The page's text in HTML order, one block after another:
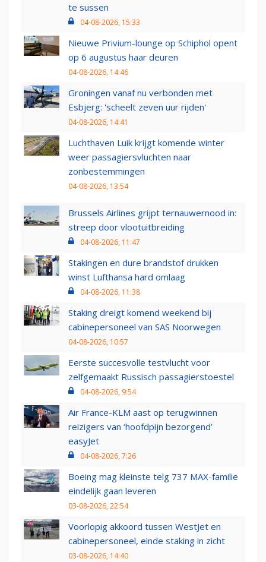
te sussen
04-08-2026, 15:33
Nieuwe Privium-lounge op Schiphol opent
op 6 augustus haar deuren
04-08-2026, 14:46
Groningen vanaf nu verbonden met
Esbjerg: 'scheelt zeven uur rijden'
04-08-2026, 14:41
Luchthaven Luik krijgt komende winter
weer passagiersvluchten naar
zonbestemmingen
04-08-2026, 13:54
Brussels Airlines grijpt ternauwernood in:
streep door vlootuitbreiding
04-08-2026, 11:47
Stakingen en dure brandstof drukken
winst Lufthansa hard omlaag
04-08-2026, 11:38
Staking dreigt komend weekend bij
cabinepersoneel van SAS Noorwegen
04-08-2026, 10:57
Eerste succesvolle testvlucht voor
zelfgemaakt Russisch passagierstoestel
04-08-2026, 9:54
Air France-KLM aast op terugwinnen
reizigers van ‘hoofdpijn bezorgend’
easyJet
04-08-2026, 7:26
Boeing mag kleinste telg 737 MAX-familie
eindelijk gaan leveren
03-08-2026, 22:54
Voorlopig akkoord tussen WestJet en
cabinepersoneel, einde staking in zicht
03-08-2026, 14:40